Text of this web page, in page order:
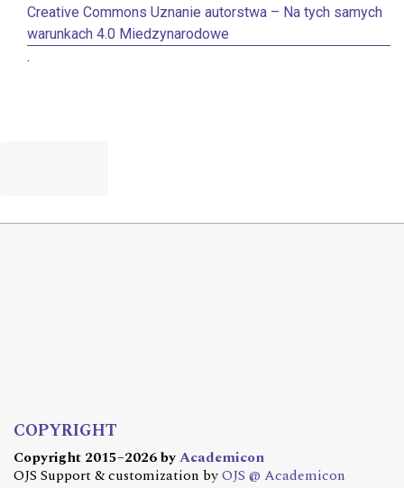
Creative Commons Uznanie autorstwa – Na tych samych
warunkach 4.0 Miedzynarodowe
.
COPYRIGHT
Copyright 2015–2026 byAcademicon
OJS Support & customization byOJS @ Academicon